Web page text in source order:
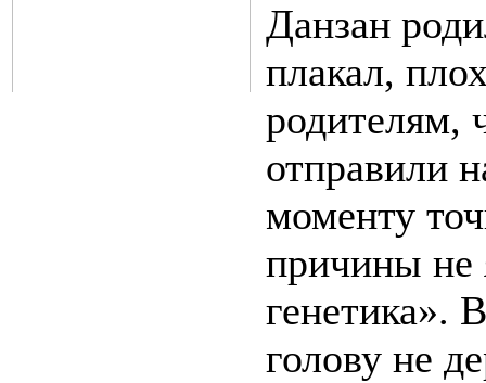
Данзан
плакал,
родителям,
отправили
моменту
причины не
генетика».
голову не